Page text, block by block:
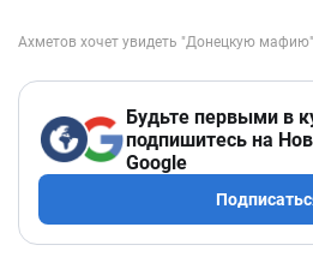
Будьте первыми в
подпишитесь на
Google